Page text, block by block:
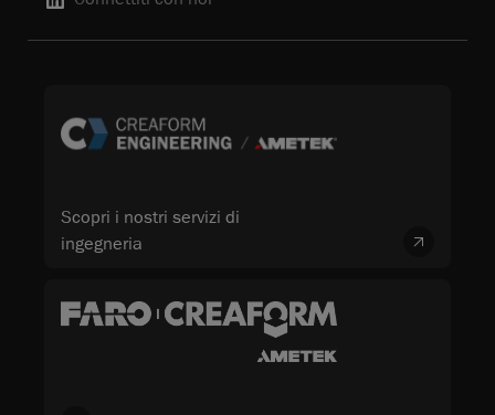
Scopri i nostri servizi di
ingegneria